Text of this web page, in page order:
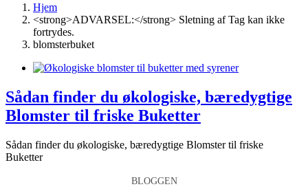
Hjem
<strong>ADVARSEL:</strong> Sletning af Tag kan ikke
fortrydes.
blomsterbuket
Sådan finder du økologiske, bæredygtige
Blomster til friske Buketter
Sådan finder du økologiske, bæredygtige Blomster til friske
Buketter
BLOGGEN